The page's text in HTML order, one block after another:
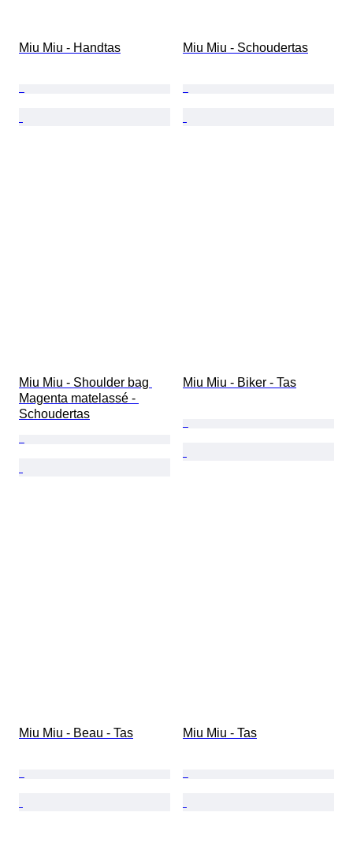
Miu Miu - Handtas Miu Miu - Schoudertas
Miu Miu - Shoulder bag
Magenta matelassé -
Schoudertas
Miu Miu - Biker - Tas
Miu Miu - Beau - Tas Miu Miu - Tas